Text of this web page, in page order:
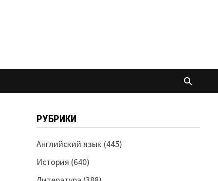
РУБРИКИ
Английский язык (445)
История (640)